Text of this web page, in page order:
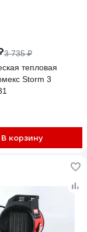
3 735 ₽
тепловая
Storm 3
В корзину